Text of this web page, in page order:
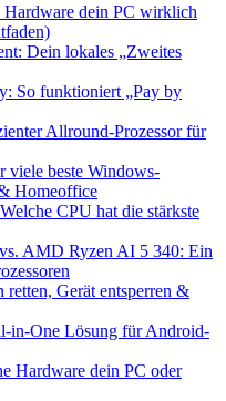
dein PC wirklich
Dein lokales „Zweites
So funktioniert „Pay by
Allround-Prozessor für
beste Windows-
Homeoffice
CPU hat die stärkste
AMD Ryzen AI 5 340: Ein
Gerät entsperren &
in-One Lösung für Android-
Hardware dein PC oder